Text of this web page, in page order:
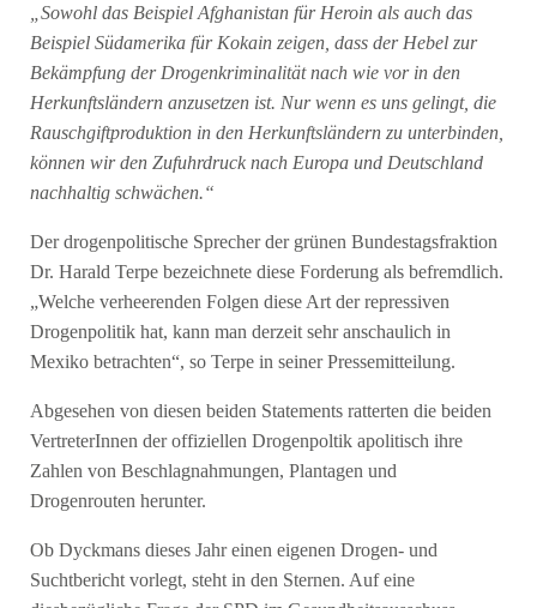
„Sowohl das Beispiel Afghanistan für Heroin als auch das
Beispiel Südamerika für Kokain zeigen, dass der Hebel zur
Bekämpfung der Drogenkriminalität nach wie vor in den
Herkunftsländern anzusetzen ist. Nur wenn es uns gelingt, die
Rauschgiftproduktion in den Herkunftsländern zu unterbinden,
können wir den Zufuhrdruck nach Europa und Deutschland
nachhaltig schwächen.“
Der drogenpolitische Sprecher der grünen Bundestagsfraktion
Dr. Harald Terpe bezeichnete diese Forderung als befremdlich.
„Welche verheerenden Folgen diese Art der repressiven
Drogenpolitik hat, kann man derzeit sehr anschaulich in
Mexiko betrachten“, so Terpe in seiner Pressemitteilung.
Abgesehen von diesen beiden Statements ratterten die beiden
VertreterInnen der offiziellen Drogenpoltik apolitisch ihre
Zahlen von Beschlagnahmungen, Plantagen und
Drogenrouten herunter.
Ob Dyckmans dieses Jahr einen eigenen Drogen- und
Suchtbericht vorlegt, steht in den Sternen. Auf eine